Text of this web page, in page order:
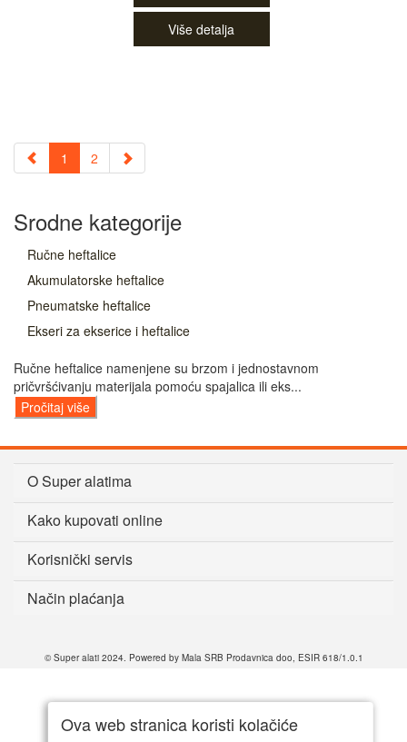
Više detalja
1 2
Srodne kategorije
Ručne heftalice
Akumulatorske heftalice
Pneumatske heftalice
Ekseri za ekserice i heftalice
Ručne heftalice namenjene su brzom i jednostavnom
pričvršćivanju materijala pomoću spajalica ili eks...
Pročitaj više
O Super alatima
Kako kupovati online
Korisnički servis
Način plaćanja
© Super alati 2024. Powered by Mala SRB Prodavnica doo, ESIR 618/1.0.1
Ova web stranica koristi kolačiće